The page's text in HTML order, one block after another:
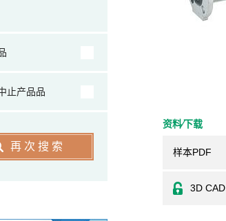
资料⁄下载
样本PDF
3D CAD
止产品品
再次搜索